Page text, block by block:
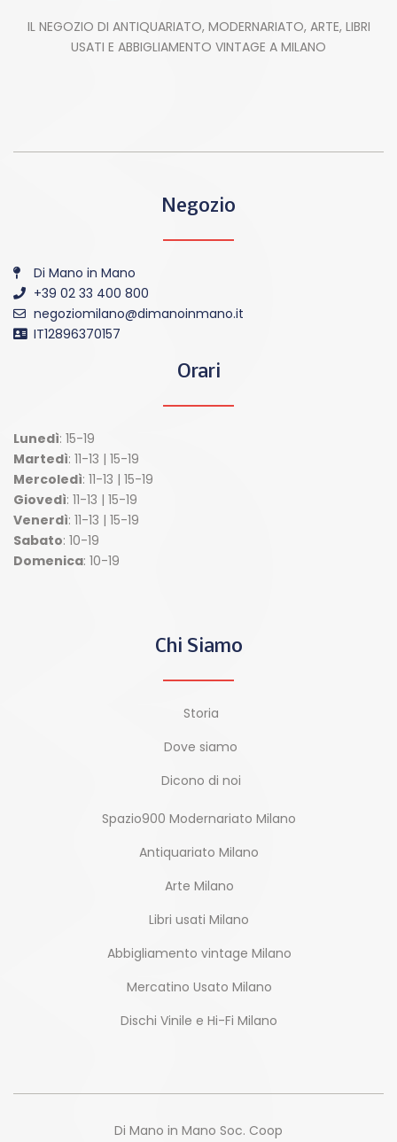
IL NEGOZIO DI ANTIQUARIATO, MODERNARIATO, ARTE, LIBRI
USATI E ABBIGLIAMENTO VINTAGE A MILANO
Negozio
Di Mano in Mano
+39 02 33 400 800
negoziomilano@dimanoinmano.it
IT12896370157
Orari
Lunedì: 15-19
Martedì: 11-13 | 15-19
Mercoledì: 11-13 | 15-19
Giovedì: 11-13 | 15-19
Venerdì: 11-13 | 15-19
Sabato: 10-19
Domenica: 10-19
Chi Siamo
Storia
Dove siamo
Dicono di noi
Spazio900 Modernariato Milano
Antiquariato Milano
Arte Milano
Libri usati Milano
Abbigliamento vintage Milano
Mercatino Usato Milano
Dischi Vinile e Hi-Fi Milano
Di Mano in Mano Soc. Coop